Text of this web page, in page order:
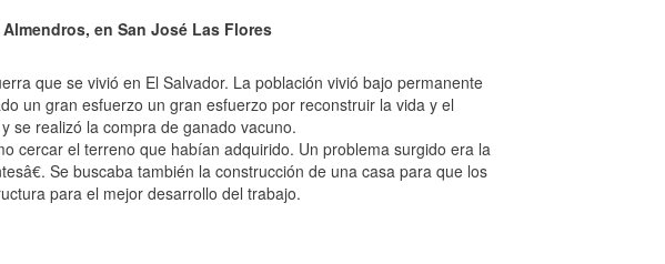
en San José Las Flores
que se vivió en El Salvador. La población vivió bajo permanente
un gran esfuerzo un gran esfuerzo por reconstruir la vida y el
se realizó la compra de ganado vacuno.
cercar el terreno que habían adquirido. Un problema surgido era la
Se buscaba también la construcción de una casa para que los
para el mejor desarrollo del trabajo.